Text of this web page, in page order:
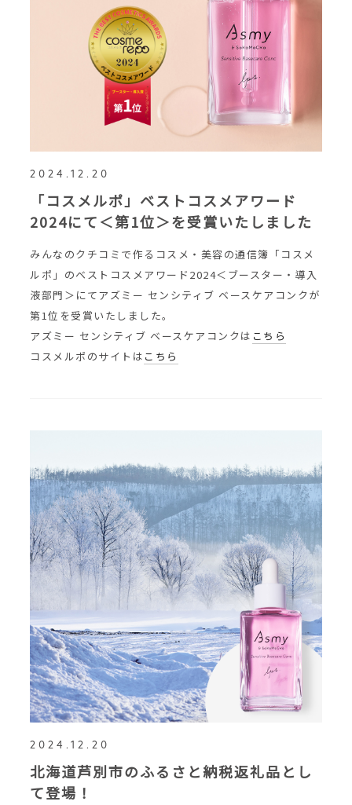
2024.12.20
「コスメルポ」ベストコスメアワード
2024にて＜第1位＞を受賞いたしました
みんなのクチコミで作るコスメ・美容の通信簿「コスメ
ルポ」のベストコスメアワード2024＜ブースター・導入
液部門＞にてアズミー センシティブ ベースケアコンクが
第1位を受賞いたしました。
アズミー センシティブ ベースケアコンクは こちら
コスメルポのサイトは こちら
2024.12.20
北海道芦別市のふるさと納税返礼品とし
て登場！